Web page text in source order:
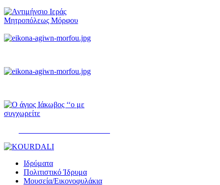
Ιδρύματα
Πολιτιστικό Ίδρυμα
Μουσεία/Εικονοφυλάκια